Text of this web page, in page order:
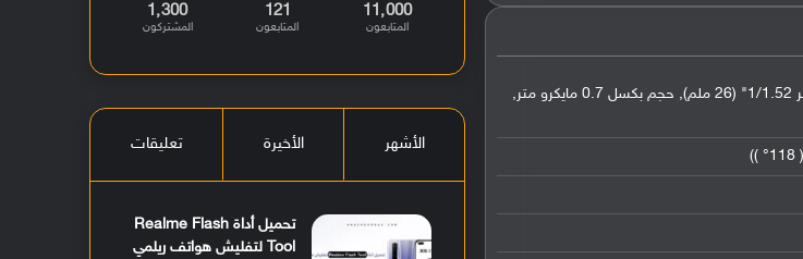
عدسة واسعة بدقة 108 ميجابكسل (فتحة عدسة f/1.9, حجم مستشعر 1/1.52" (26 ملم), حجم بكسل 0.7 مايكرو متر,
11٬000
المتابعون
121
المتابعون
1٬300
المشتركون
الأشهر الأخيرة تعليقات
تحميل أداة Realme Flash
Tool لتفليش هواتف ريلمي